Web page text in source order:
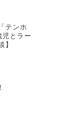
テンホ
児とラー
】